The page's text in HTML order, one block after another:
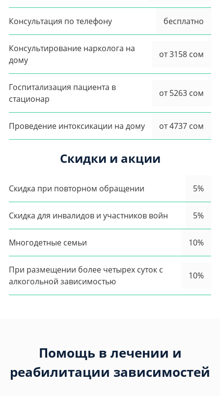
Консультация по телефону бесплатно
Консультирование нарколога на
дому
от 3158 сом
Госпитализация пациента в
стационар
от 5263 сом
Проведение интоксикации на дому от 4737 сом
Скидки и акции
Скидка при повторном обращении 5%
Скидка для инвалидов и участников войн 5%
Многодетные семьи 10%
При размещении более четырех суток с
алкогольной зависимостью
10%
Помощь в лечении и
реабилитации зависимостей